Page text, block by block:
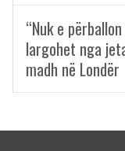
“Nuk e
largohet nga
madh në Londër